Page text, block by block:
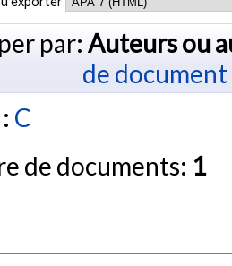
par: Auteurs ou
de document
C
de documents: 1